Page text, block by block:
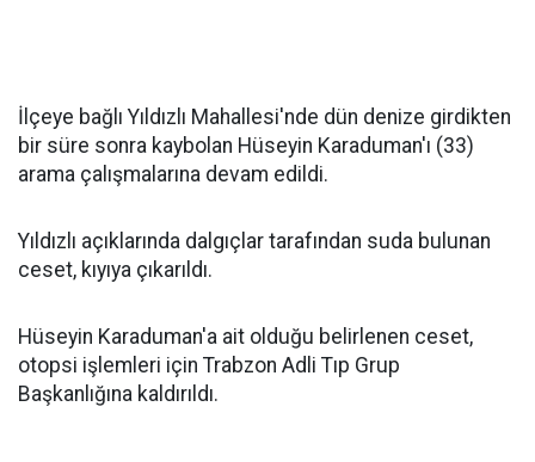
İlçeye bağlı Yıldızlı Mahallesi'nde dün denize girdikten
bir süre sonra kaybolan Hüseyin Karaduman'ı (33)
arama çalışmalarına devam edildi.
Yıldızlı açıklarında dalgıçlar tarafından suda bulunan
ceset, kıyıya çıkarıldı.
Hüseyin Karaduman'a ait olduğu belirlenen ceset,
otopsi işlemleri için Trabzon Adli Tıp Grup
Başkanlığına kaldırıldı.